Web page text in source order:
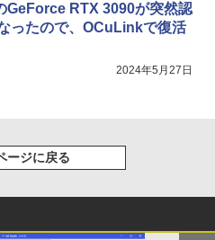
GeForce RTX 3090が突然認
ったので、OCuLinkで復活
2024年5月27日
ージに戻る